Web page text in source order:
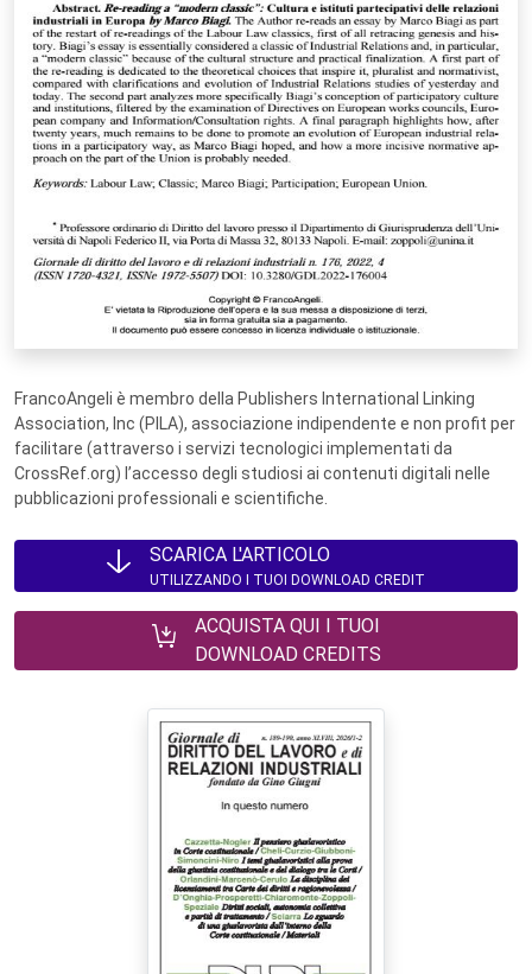
FrancoAngeli è membro della Publishers International Linking
Association, Inc (PILA), associazione indipendente e non profit per
facilitare (attraverso i servizi tecnologici implementati da
CrossRef.org) l’accesso degli studiosi ai contenuti digitali nelle
pubblicazioni professionali e scientifiche.
SCARICA L'ARTICOLO
UTILIZZANDO I TUOI DOWNLOAD CREDIT
ACQUISTA QUI I TUOI
DOWNLOAD CREDITS